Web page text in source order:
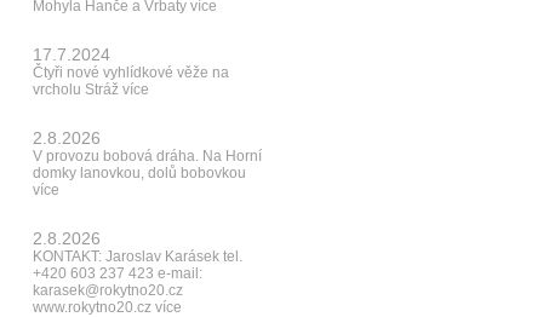
Mohyla Hanče a Vrbaty více
17.7.2024
Čtyři nové vyhlídkové věže na
vrcholu Stráž více
2.8.2026
V provozu bobová dráha. Na Horní
domky lanovkou, dolů bobovkou
více
2.8.2026
KONTAKT: Jaroslav Karásek tel.
+420 603 237 423 e-mail:
karasek@rokytno20.cz
www.rokytno20.cz více